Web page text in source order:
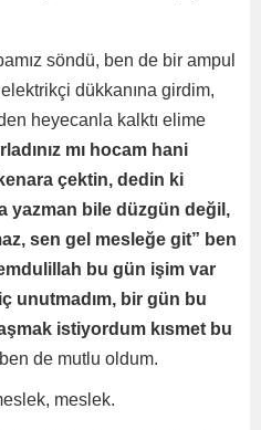
söndü, ben de bir ampul
dükkanına girdim,
heyecanla kalktı elime
mı hocam hani
çektin, dedin ki
yazman bile düzgün değil,
sen gel mesleğe git” ben
bu gün işim var
unutmadım, bir gün bu
istiyordum kısmet bu
de mutlu oldum.
meslek.